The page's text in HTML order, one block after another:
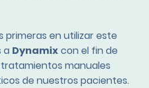
primeras en utilizar este
a Dynamixcon el fin de
manuales
de nuestros pacientes.